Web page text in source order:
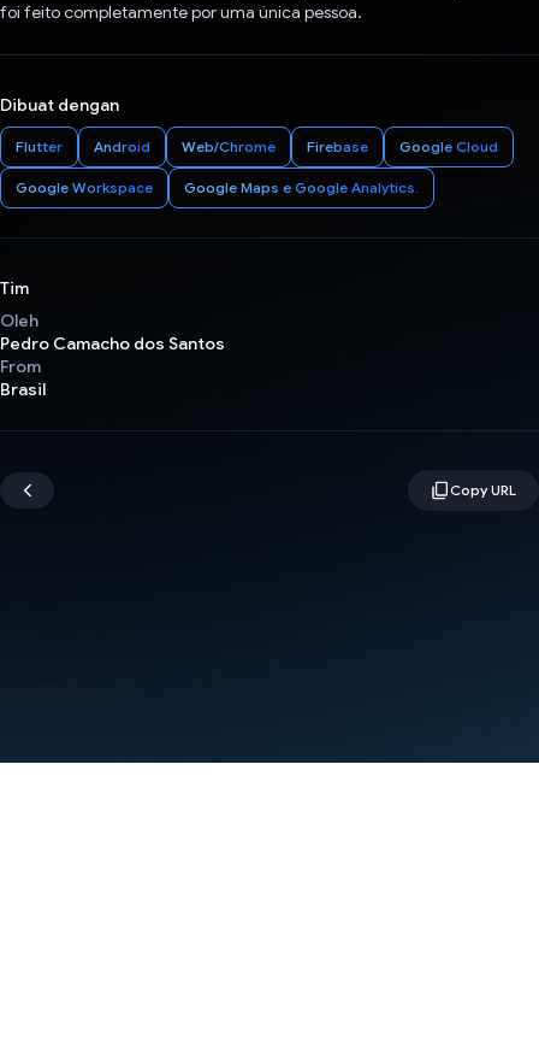
foi feito completamente por uma única pessoa.
Dibuat dengan
Flutter Android Web/Chrome Firebase Google Cloud
Google Workspace Google Maps e Google Analytics.
Tim
Oleh
Pedro Camacho dos Santos
From
Brasil